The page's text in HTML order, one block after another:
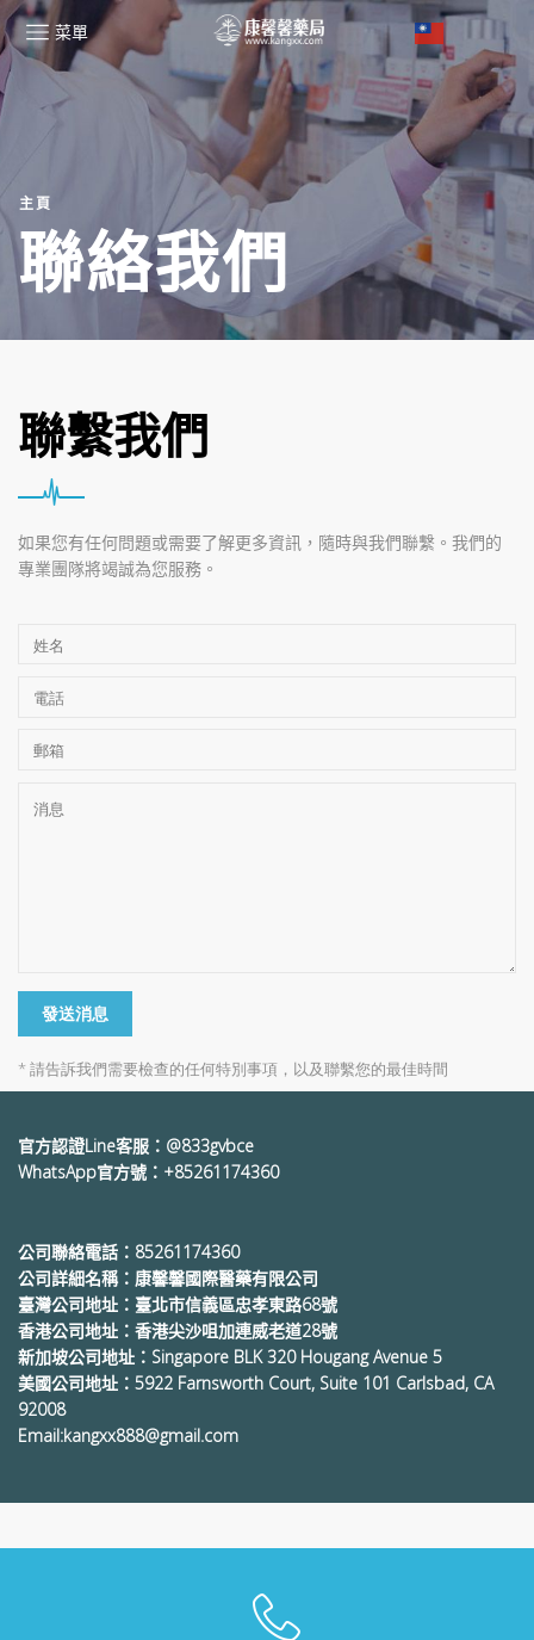
菜單
主頁
聯絡我們
聯繫我們
如果您有任何問題或需要了解更多資訊，隨時與我們聯繫。我們的
專業團隊將竭誠為您服務。
* 請告訴我們需要檢查的任何特別事項，以及聯繫您的最佳時間
官方認證Line客服：@833gvbce
WhatsApp官方號：+85261174360
公司聯絡電話：85261174360
公司詳細名稱：康馨馨國際醫藥有限公司
臺灣公司地址：臺北市信義區忠孝東路68號
香港公司地址：香港尖沙咀加連威老道28號
新加坡公司地址：Singapore BLK 320 Hougang Avenue 5
美國公司地址：5922 Farnsworth Court, Suite 101 Carlsbad, CA
92008
Email:kangxx888@gmail.com